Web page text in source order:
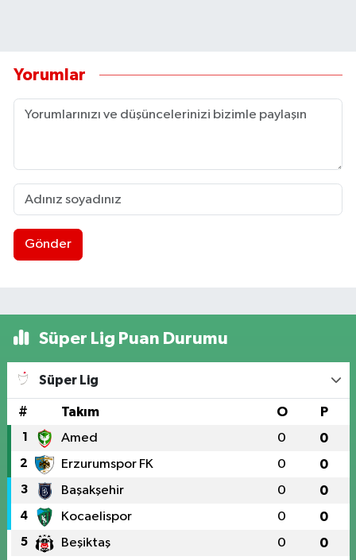
Yorumlar
Gönder
Süper Lig Puan Durumu
Süper Lig
# Takım O P
1 Amed 0 0
2 Erzurumspor FK 0 0
3 Başakşehir 0 0
4 Kocaelispor 0 0
5 Beşiktaş 0 0